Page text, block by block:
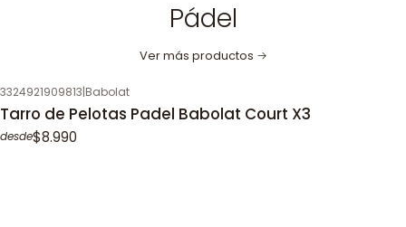
Pádel
Ver más productos
3324921909813|Babolat
Tarro de Pelotas Padel Babolat Court X3
desde$8.990